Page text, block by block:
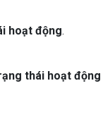
hoạt động.
thái hoạt động